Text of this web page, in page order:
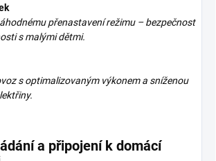
přenastavení režimu – bezpečnost
s malými dětmi.
s optimalizovaným výkonem a sníženou
a připojení k domácí